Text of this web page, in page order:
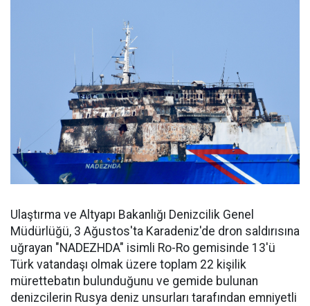
Ulaştırma ve Altyapı Bakanlığı Denizcilik Genel
Müdürlüğü, 3 Ağustos'ta Karadeniz'de dron saldırısına
uğrayan "NADEZHDA" isimli Ro-Ro gemisinde 13'ü
Türk vatandaşı olmak üzere toplam 22 kişilik
mürettebatın bulunduğunu ve gemide bulunan
denizcilerin Rusya deniz unsurları tarafından emniyetli